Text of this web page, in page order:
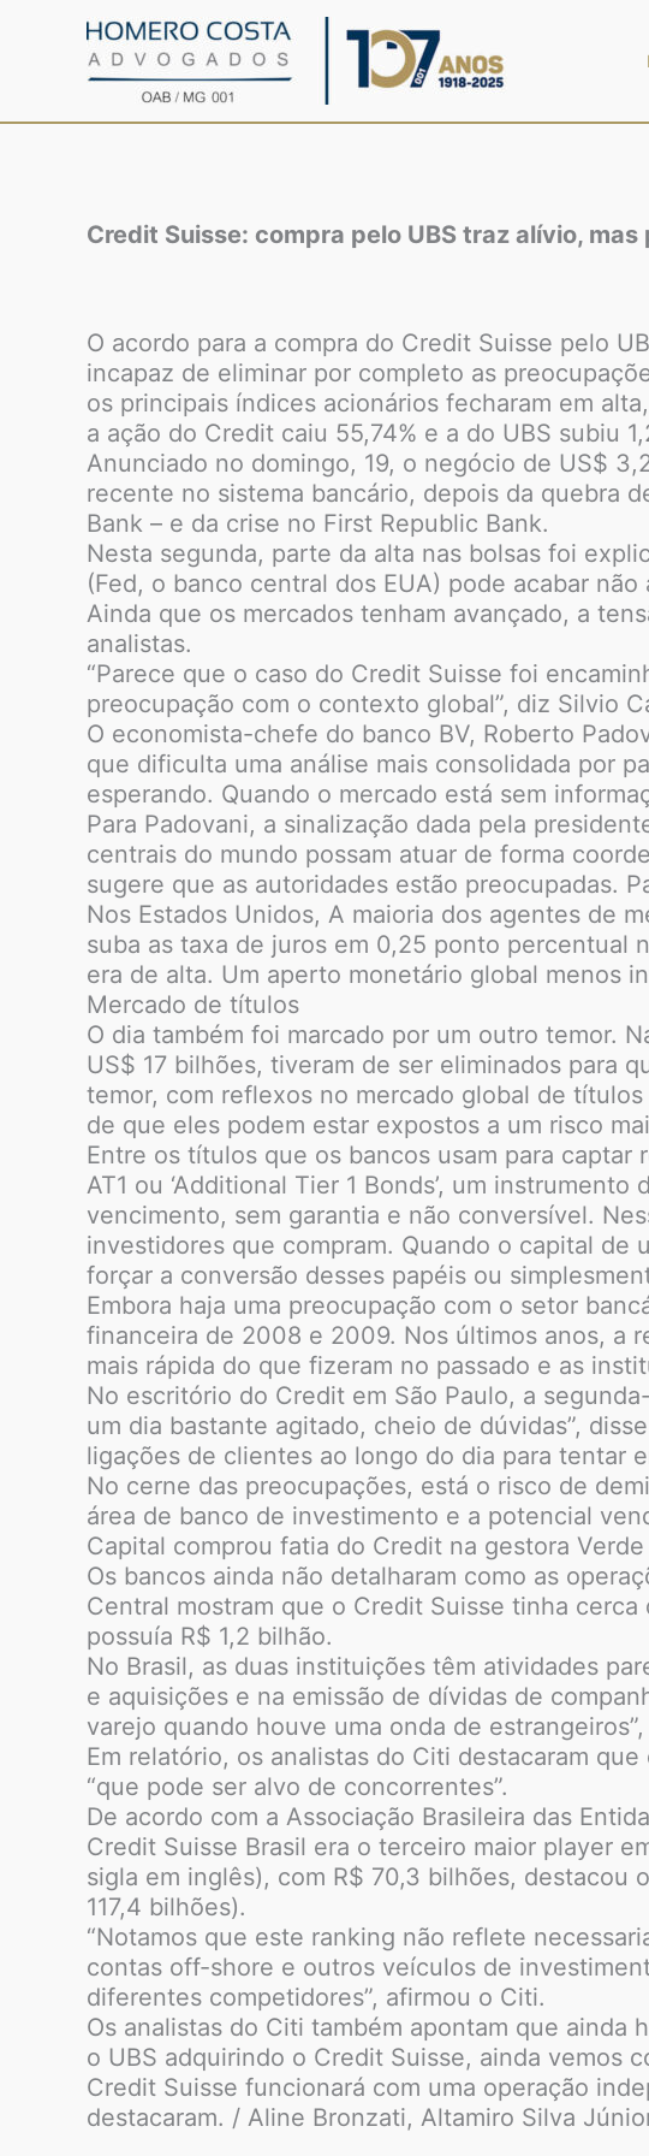
Credit Suisse: compra pelo UBS traz alívio,
O acordo para a compra do Credit Suisse pelo
incapaz de eliminar por completo as
os principais índices acionários fecharam em
a ação do Credit caiu 55,74% e a do UBS subiu
Anunciado no domingo, 19, o negócio de US$
recente no sistema bancário, depois da quebra
Bank – e da crise no First Republic Bank.
Nesta segunda, parte da alta nas bolsas foi
(Fed, o banco central dos EUA) pode acabar
Ainda que os mercados tenham avançado, a
analistas.
“Parece que o caso do Credit Suisse foi
preocupação com o contexto global”, diz Silvio
O economista-chefe do banco BV, Roberto
que dificulta uma análise mais consolidada por
esperando. Quando o mercado está sem
Para Padovani, a sinalização dada pela
centrais do mundo possam atuar de forma
sugere que as autoridades estão preocupadas.
Nos Estados Unidos, A maioria dos agentes de
suba as taxa de juros em 0,25 ponto percentual
era de alta. Um aperto monetário global menos
Mercado de títulos
O dia também foi marcado por um outro temor.
US$ 17 bilhões, tiveram de ser eliminados para
temor, com reflexos no mercado global de
de que eles podem estar expostos a um risco
Entre os títulos que os bancos usam para
AT1 ou ‘Additional Tier 1 Bonds’, um
vencimento, sem garantia e não conversível.
investidores que compram. Quando o capital de
forçar a conversão desses papéis ou
Embora haja uma preocupação com o setor
financeira de 2008 e 2009. Nos últimos anos, a
mais rápida do que fizeram no passado e as
No escritório do Credit em São Paulo, a
um dia bastante agitado, cheio de dúvidas”,
ligações de clientes ao longo do dia para tentar
No cerne das preocupações, está o risco de
área de banco de investimento e a potencial
Capital comprou fatia do Credit na gestora
Os bancos ainda não detalharam como as
Central mostram que o Credit Suisse tinha
possuía R$ 1,2 bilhão.
No Brasil, as duas instituições têm atividades
e aquisições e na emissão de dívidas de
varejo quando houve uma onda de
Em relatório, os analistas do Citi destacaram
“que pode ser alvo de concorrentes”.
De acordo com a Associação Brasileira das
Credit Suisse Brasil era o terceiro maior player
sigla em inglês), com R$ 70,3 bilhões, destacou
117,4 bilhões).
“Notamos que este ranking não reflete
contas off-shore e outros veículos de
diferentes competidores”, afirmou o Citi.
Os analistas do Citi também apontam que ainda
o UBS adquirindo o Credit Suisse, ainda vemos
Credit Suisse funcionará com uma operação
destacaram. / Aline Bronzati, Altamiro Silva